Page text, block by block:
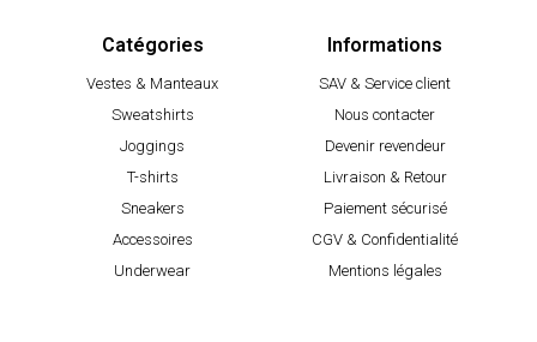
Catégories
Vestes & Manteaux
Sweatshirts
Joggings
T-shirts
Sneakers
Accessoires
Underwear
Informations
SAV & Service client
Nous contacter
Devenir revendeur
Livraison & Retour
Paiement sécurisé
CGV & Confidentialité
Mentions légales